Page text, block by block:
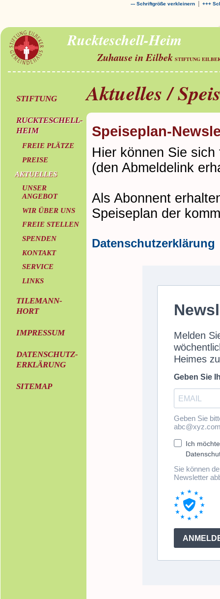
--- Schriftgröße verkleinern | +++
Ruckteschell-Heim
Zuhause in Eilbek STIFTUNG
STIFTUNG
RUCKTESCHELL-
HEIM
FREIE PLÄTZE
PREISE
AKTUELLES
UNSER
ANGEBOT
WIR ÜBER UNS
FREIE STELLEN
SPENDEN
KONTAKT
SERVICE
LINKS
TILEMANN-
HORT
IMPRESSUM
DATENSCHUTZ-
ERKLÄRUNG
SITEMAP
Aktuelles /
Speiseplan-
Hier können Sie
(den Abmeldelink
Als Abonnent
Speiseplan der
Datenschutzerklärung